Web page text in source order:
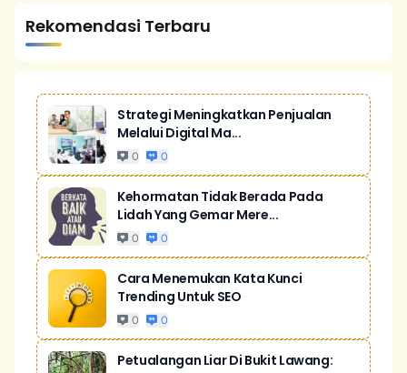
Rekomendasi Terbaru
Strategi Meningkatkan Penjualan
Melalui Digital Ma...
0 0
Kehormatan Tidak Berada Pada
Lidah Yang Gemar Mere...
0 0
Cara Menemukan Kata Kunci
Trending Untuk SEO
0 0
Petualangan Liar Di Bukit Lawang: